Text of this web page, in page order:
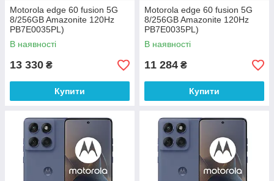
Motorola edge 60 fusion 5G
8/256GB Amazonite 120Hz
PB7E0035PL)
В наявності
13 330 ₴
Купити
Motorola edge 60 fusion 5G
8/256GB Amazonite 120Hz
PB7E0035PL)
В наявності
11 284 ₴
Купити